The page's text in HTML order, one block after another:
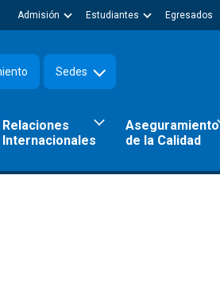
Egresados
Estudiantes
Admisión
Sedes
Relaciones
Internacionales
Aseguramiento
de la Calidad